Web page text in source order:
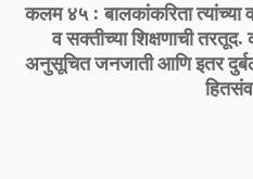
कलम ४५ : बालकांकरिता त्यांच्या
व सक्तीच्या शिक्षणाची
अनुसूचित जनजाती आणि इतर